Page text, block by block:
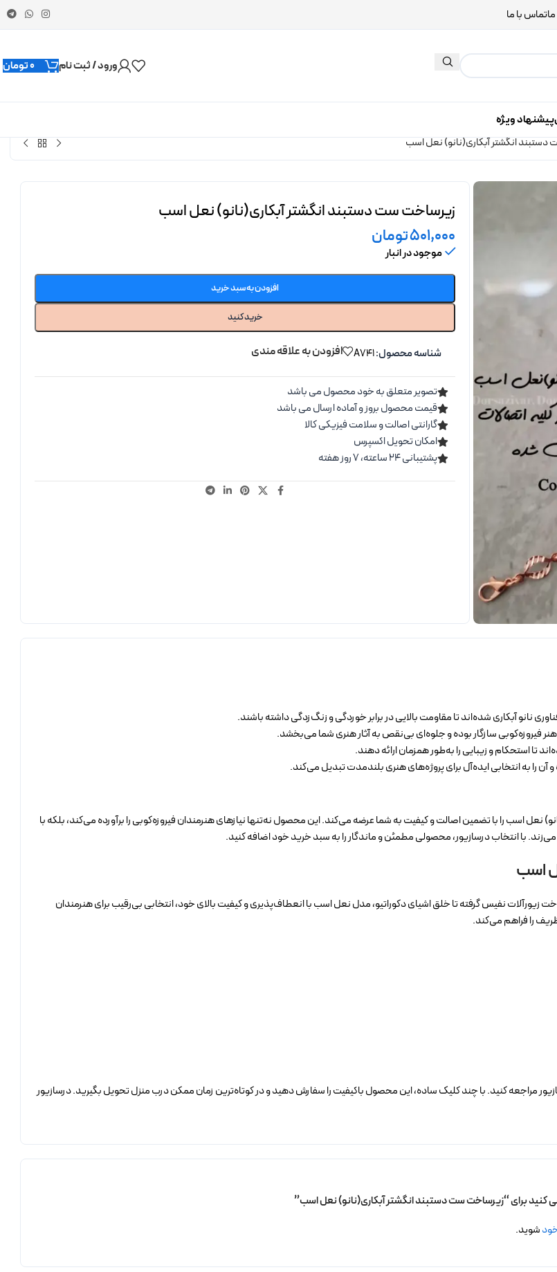
تماس با ما
ورود / ثبت نام 0تومان
پیشنهاد ویژه
انگشتر آبکاری(نانو) نعل اسب
زیرساخت ست دستبند انگشتر آبکاری(نانو) نعل اسب
501,000تومان
موجود در انبار
افزودن به سبد خرید
خرید کنید
شناسه محصول:A741 افزودن به علاقه مندی
تصویر متعلق به خود محصول می باشد
قیمت محصول بروز و آماده ارسال می باشد
گارانتی اصالت و سلامت فیزیکی کالا
امکان تحویل اکسپرس
پشتیبانی ۲۴ ساعته، ۷ روز هفته
نانو آبکاری شده‌اند تا مقاومت بالایی در برابر خوردگی و زنگ‌زدگی داشته باشند.
فیروزه‌کوبی سازگار بوده و جلوه‌ای بی‌نقص به آثار هنری شما می‌بخشد.
تا استحکام و زیبایی را به‌طور همزمان ارائه دهند.
را به انتخابی ایده‌آل برای پروژه‌های هنری بلندمدت تبدیل می‌کند.
نعل اسب را با تضمین اصالت و کیفیت به شما عرضه می‌کند. این محصول نه‌تنها نیازهای هنرمندان فیروزه‌کوبی را برآورده می‌کند، بلکه با
با انتخاب درسازیور، محصولی مطمئن و ماندگار را به سبد خرید خود اضافه کنید.
اسب
زیورآلات نفیس گرفته تا خلق اشیای دکوراتیو، مدل نعل اسب با انعطاف‌پذیری و کیفیت بالای خود، انتخابی بی‌رقیب برای هنرمندان
را فراهم می‌کند.
مراجعه کنید. با چند کلیک ساده، این محصول باکیفیت را سفارش دهید و در کوتاه‌ترین زمان ممکن درب منزل تحویل بگیرید. درسازیور
کنید برای “زیرساخت ست دستبند انگشتر آبکاری(نانو) نعل اسب”
شوید.